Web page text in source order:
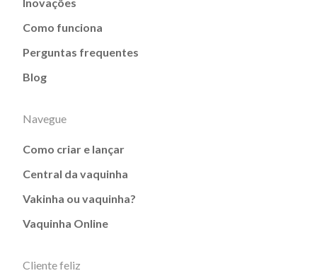
Como funciona
Perguntas frequentes
Blog
Navegue
Como criar e lançar
Central da vaquinha
Vakinha ou vaquinha?
Vaquinha Online
Cliente feliz